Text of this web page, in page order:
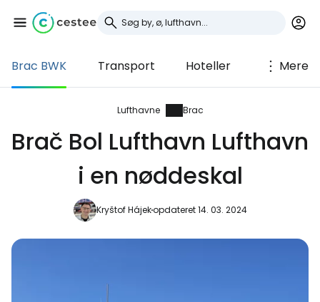
Brac BWK Transport Hoteller Mere
Lufthavne Brac
Brač Bol Lufthavn Lufthavn
i en nøddeskal
Kryštof Hájekopdateret 14. 03. 2024
Log ind på Cestee
... det verdensomspændende
rejsefællesskab
Fortsæt med Google
Fortsæt med e-mail